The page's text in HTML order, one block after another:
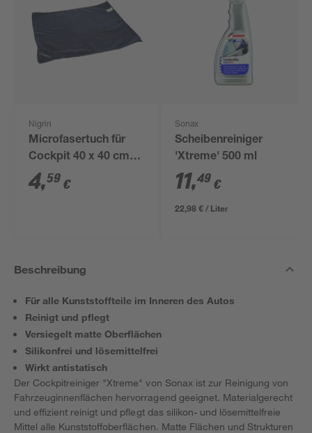
Nigrin
Microfasertuch für
Cockpit 40 x 40 cm
blau
4,59 €
Sonax
Scheibenreiniger
'Xtreme' 500 ml
11,49 €
22,98 € / Liter
Beschreibung
Für alle Kunststoffteile im Inneren des Autos
Reinigt und pflegt
Versiegelt matte Oberflächen
Silikonfrei und lösemittelfrei
Wirkt antistatisch
Der Cockpitreiniger "Xtreme" von Sonax ist zur Reinigung von
Fahrzeuginnenflächen hervorragend geeignet. Materialgerecht
und effizient reinigt und pflegt das silikon- und lösemittelfreie
Mittel alle Kunststoffoberflächen. Matte Flächen und Strukturen